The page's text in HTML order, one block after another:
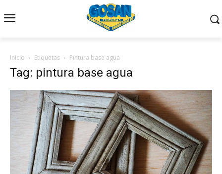
Inicio Etiquetas Pintura base agua
Tag: pintura base agua